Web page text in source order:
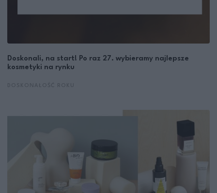
Doskonali, na start! Po raz 27. wybieramy najlepsze
kosmetyki na rynku